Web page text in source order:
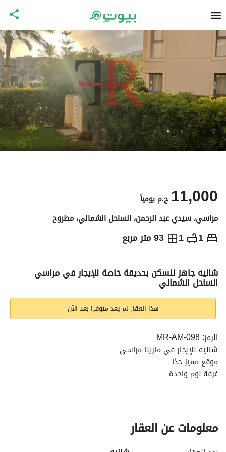
ج.م 11,000 يومياً
مراسي، سيدي عبد الرحمن، الساحل الشمالي، مطروح
1
1 93 متر مربع ج.م11,000يومياً
الاماكن القريبة
شاليه جاهز للسكن بحديقة خاصة للإيجار في مراسي
الساحل الشمالي
هذا العقار لم يعد متوفرا بعد الآن
الرمز: MR-AM-098
شاليه للإيجار في مارينا مراسي
موقع مميز جدًا
غرفة نوم واحدة
السعر المطلوب: ١١ ألف لليلة
————————————
معلومات عن العقار